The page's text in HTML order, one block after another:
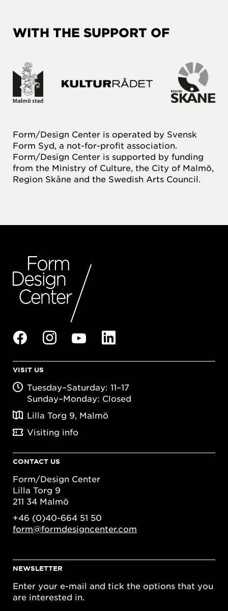
WITH THE SUPPORT OF
Form/Design Center is operated by Svensk
Form Syd, a not-for-profit association.
Form/Design Center is supported by funding
from the Ministry of Culture, the City of Malmö,
Region Skåne and the Swedish Arts Council.
VISIT US
Tuesday–Saturday: 11–17
Sunday–Monday: Closed
Lilla Torg 9, Malmö
Visiting info
CONTACT US
Form/Design Center
Lilla Torg 9
211 34 Malmö
+46 (0)40-664 51 50
form@formdesigncenter.com
NEWSLETTER
Enter your e-mail and tick the options that you
are interested in.